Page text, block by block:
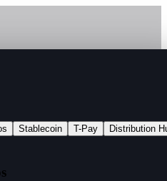
Stablecoin T-Pay
Distribution